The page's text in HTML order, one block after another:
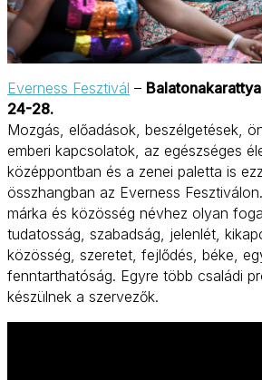
Everness Fesztivál –
24-28.
Mozgás, előadások, beszélgetések,
emberi kapcsolatok, az egészséges
középpontban és a zenei paletta is
összhangban az Everness
márka és közösség névhez olyan
tudatosság, szabadság, jelenlét,
közösség, szeretet, fejlődés, béke,
fenntarthatóság. Egyre több családi
készülnek a szervezők.